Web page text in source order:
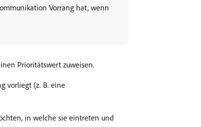
Vorrang hat, wenn
Prioritätswert zuweisen.
vorliegt (z. B. eine
in welche sie eintreten und